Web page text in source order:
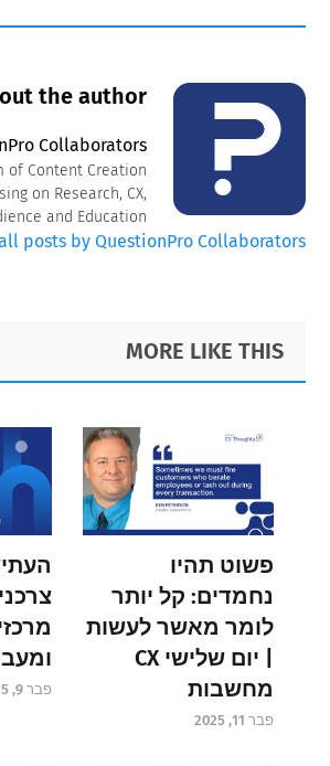
the author
Collaborators
of Content Creation
on Research, CX,
and Education.
posts by QuestionPro Collaborators
Primary
Sidebar
Footer
MORE LIKE THIS
פשוט תהיו
נחמדים: קל יותר
לומר מאשר לעשות
| יום שלישי CX
מחשבות
פבר 11, 2025
פבר 9, 2025